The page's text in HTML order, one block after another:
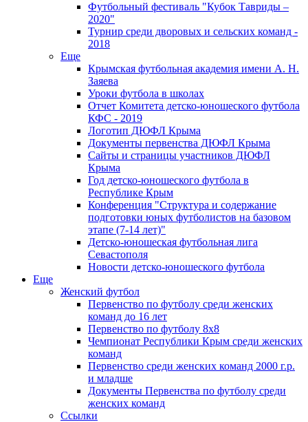
Футбольный фестиваль "Кубок Тавриды –
2020"
Турнир среди дворовых и сельских команд -
2018
Еще
Крымская футбольная академия имени А. Н.
Заяева
Уроки футбола в школах
Отчет Комитета детско-юношеского футбола
КФС - 2019
Логотип ДЮФЛ Крыма
Документы первенства ДЮФЛ Крыма
Сайты и страницы участников ДЮФЛ
Крыма
Год детско-юношеского футбола в
Республике Крым
Конференция "Структура и содержание
подготовки юных футболистов на базовом
этапе (7-14 лет)"
Детско-юношеская футбольная лига
Севастополя
Новости детско-юношеского футбола
Еще
Женский футбол
Первенство по футболу среди женских
команд до 16 лет
Первенство по футболу 8х8
Чемпионат Республики Крым среди женских
команд
Первенство среди женских команд 2000 г.р.
и младше
Документы Первенства по футболу среди
женских команд
Ссылки